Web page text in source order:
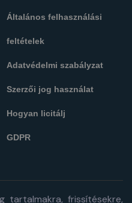
Általános felhasználási
feltételek
Adatvédelmi szabályzat
Szerzői jog használat
Hogyan licitálj
GDPR
tartalmakra, frissítésekre,